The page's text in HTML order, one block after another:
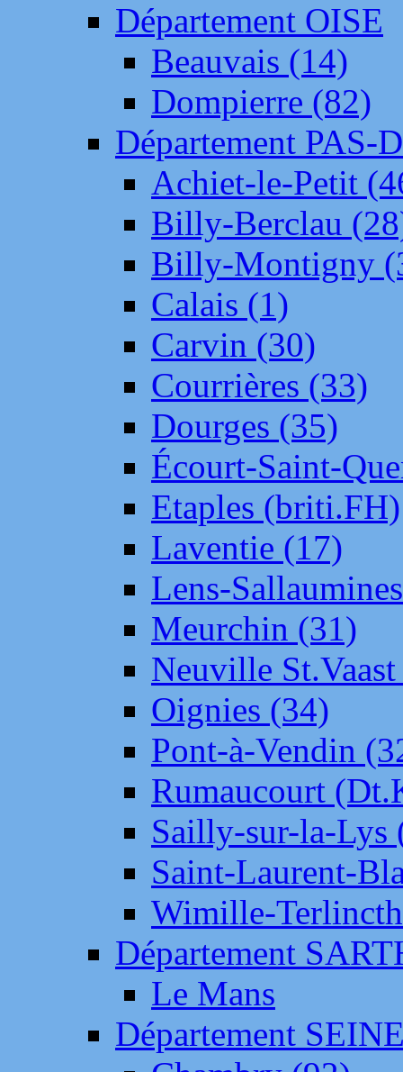
Département OISE
Beauvais (14)
Dompierre (82)
Département PAS-
Achiet-le-Petit
Billy-Berclau
Billy-Montigny
Calais (1)
Carvin (30)
Courrières (33)
Dourges (35)
Écourt-Saint-
Etaples (briti.FH)
Laventie (17)
Lens-
Meurchin (31)
Neuville
Oignies (34)
Pont-à-Vendin
Rumaucourt
Sailly-sur-la-Lys
Saint-Laurent-
Wimille-
Département
Le Mans
Département